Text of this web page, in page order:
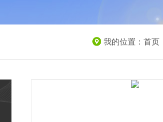
我的位置： 首页